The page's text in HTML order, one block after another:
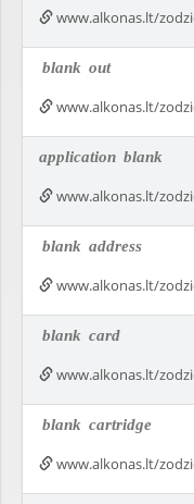
www.alkonas.lt/
blank out
www.alkonas.lt/
application blank
www.alkonas.lt/
blank address
www.alkonas.lt/
blank card
www.alkonas.lt/
blank cartridge
www.alkonas.lt/